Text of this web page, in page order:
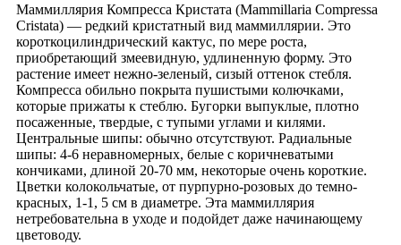
Маммиллярия Компресса Кристата (Mammillaria Compressa
Cristata) — редкий кристатный вид маммиллярии. Это
короткоцилиндрический кактус, по мере роста,
приобретающий змеевидную, удлиненную форму. Это
растение имеет нежно-зеленый, сизый оттенок стебля.
Компресса обильно покрыта пушистыми колючками,
которые прижаты к стеблю. Бугорки выпуклые, плотно
посаженные, твердые, с тупыми углами и килями.
Центральные шипы: обычно отсутствуют. Радиальные
шипы: 4-6 неравномерных, белые с коричневатыми
кончиками, длиной 20-70 мм, некоторые очень короткие.
Цветки колокольчатые, от пурпурно-розовых до темно-
красных, 1-1, 5 см в диаметре. Эта маммиллярия
нетребовательна в уходе и подойдет даже начинающему
цветоводу.